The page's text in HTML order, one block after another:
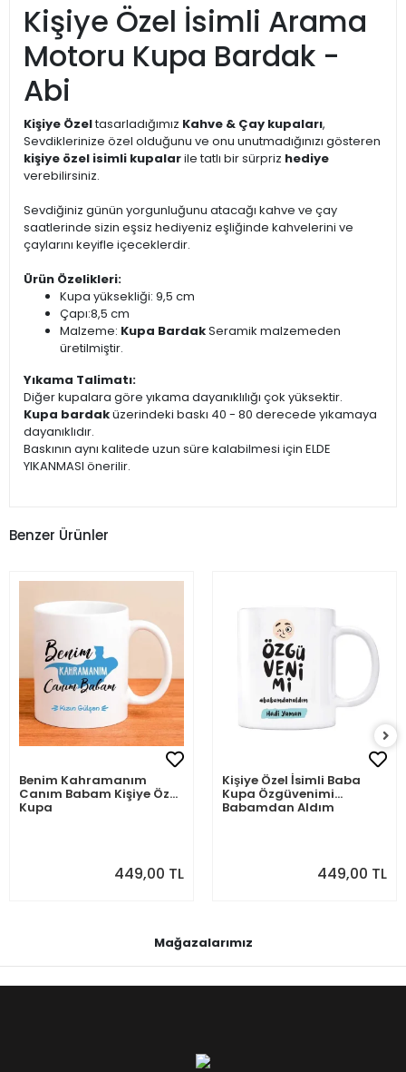
Kişiye Özel İsimli Arama
Motoru Kupa Bardak -
Abi
Kişiye Özeltasarladığımız Kahve & Çay kupaları,
Sevdiklerinize özel olduğunu ve onu unutmadığınızı gösteren
kişiye özel isimli kupalarile tatlı bir sürpriz hediye
verebilirsiniz.
Sevdiğiniz günün yorgunluğunu atacağı kahve ve çay
saatlerinde sizin eşsiz hediyeniz eşliğinde kahvelerini ve
çaylarını keyifle içeceklerdir.
Ürün Özelikleri:
Kupa yüksekliği: 9,5 cm
Çapı:8,5 cm
Malzeme: Kupa BardakSeramik malzemeden
üretilmiştir.
Yıkama Talimatı:
Diğer kupalara göre yıkama dayanıklılığı çok yüksektir.
Kupa bardaküzerindeki baskı 40 - 80 derecede yıkamaya
dayanıklıdır.
Baskının aynı kalitede uzun süre kalabilmesi için ELDE
YIKANMASI önerilir.
Benzer Ürünler
Benim Kahramanım
Canım Babam Kişiye Özel
Kupa
449,00 TL
Kişiye Özel İsimli Baba
Kupa Özgüvenimi
Babamdan Aldım
449,00 TL
Mağazalarımız